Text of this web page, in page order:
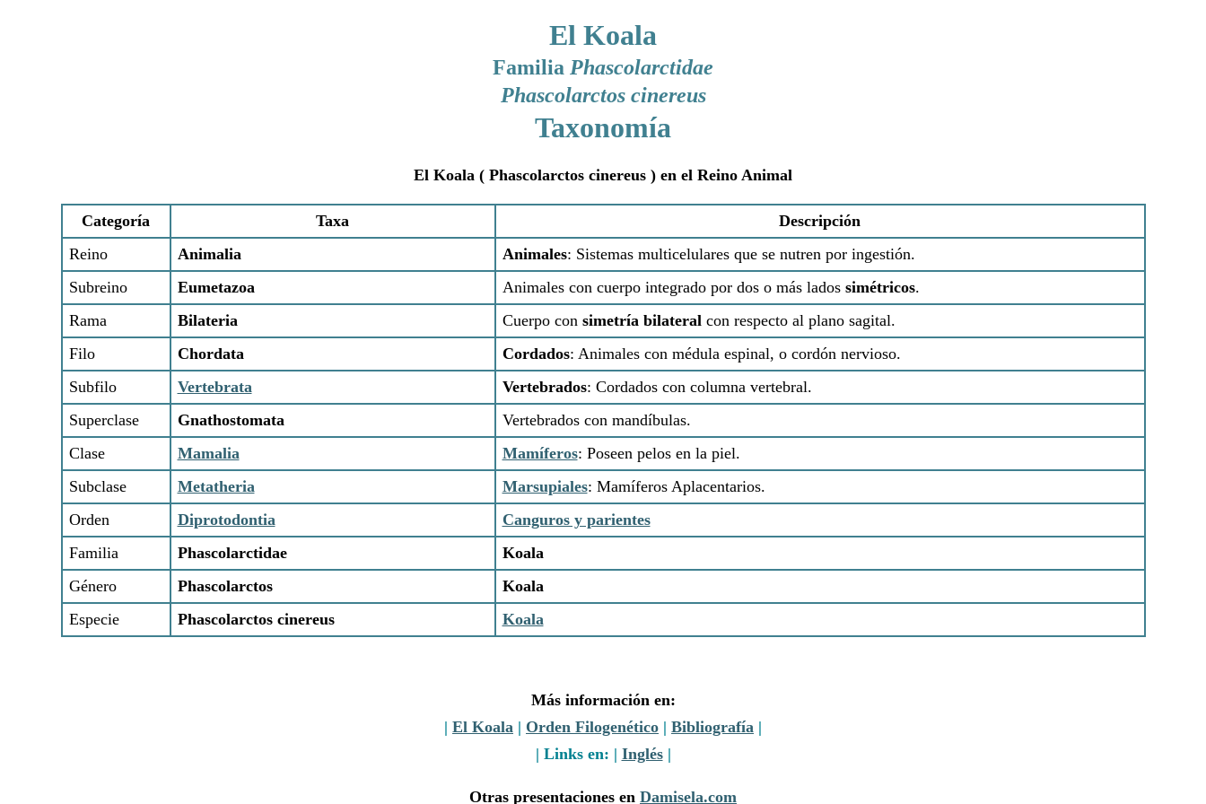
El Koala
Familia Phascolarctidae
Phascolarctos cinereus
Taxonomía
El Koala ( Phascolarctos cinereus ) en el Reino Animal
Categoría Taxa
Descripción
Reino
Animalia Animales: Sistemas multicelulares que se nutren por ingestión.
Subreino
Eumetazoa Animales con cuerpo integrado por dos o más lados simétricos.
Rama
Bilateria Cuerpo con simetría bilateralcon respecto al plano sagital.
Filo
Chordata Cordados: Animales con médula espinal, o cordón nervioso.
Subfilo
Vertebrata Vertebrados: Cordados con columna vertebral.
Superclase
Gnathostomata
Vertebrados con mandíbulas.
Clase
Mamalia Mamíferos: Poseen pelos en la piel.
Subclase
Metatheria Marsupiales: Mamíferos Aplacentarios.
Orden
Diprotodontia
Canguros y parientes
Familia
Phascolarctidae
Koala
Género
Phascolarctos
Koala
Especie
Phascolarctos cinereus Koala
Más información en:
| El Koala | Orden Filogenético | Bibliografía |
| Links en: | Inglés|
Otras presentaciones en Damisela.com